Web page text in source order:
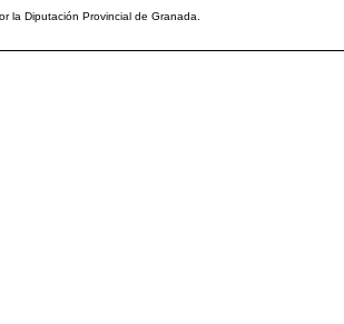
la Diputación Provincial de Granada.